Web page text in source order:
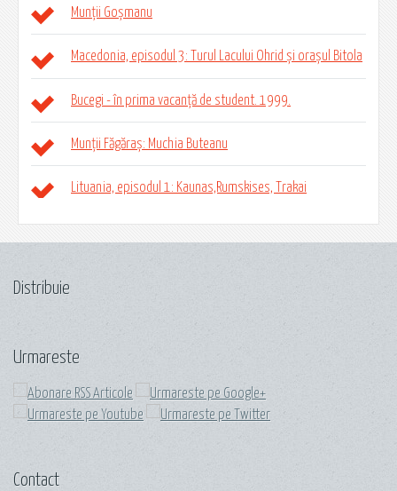
Munții Goșmanu
Macedonia, episodul 3: Turul Lacului Ohrid și orașul Bitola
Bucegi - în prima vacanță de student. 1999.
Munții Făgăraș: Muchia Buteanu
Lituania, episodul 1: Kaunas,Rumskises, Trakai
Distribuie
Urmareste
Contact